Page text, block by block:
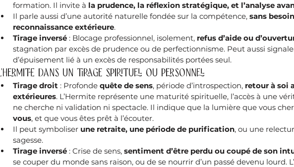
formation. Il invite à la prudence, la réflexion stratégique, et l’analyse
Il parle aussi d’une autorité naturelle fondée sur la compétence, sans
reconnaissance extérieure.
Tirage inversé : Blocage professionnel, isolement, refus d’aide ou
stagnation par excès de prudence ou de perfectionnisme. Peut aussi
d’épuisement lié à un excès de responsabilités portées seul.
L’Hermite dans un tirage spirituel ou personnel
Tirage droit : Profonde quête de sens, période d’introspection, retour à soi
extérieures. L’Hermite représente une maturité spirituelle, l’accès à une
ne cherche ni validation ni spectacle. Il indique que la lumière que vous
vous, et que vous êtes prêt à l’écouter.
Il peut symboliser une retraite, une période de purification, ou une
sagesse.
Tirage inversé : Crise de sens, sentiment d’être perdu ou coupé de son
se couper du monde sans raison, ou de se nourrir d’un passé devenu lourd.